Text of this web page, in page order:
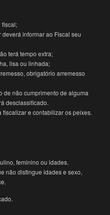
fiscal;
informar ao Fiscal seu
terá tempo extra;
lisa ou linhada;
obrigatório arremesso
de não cumprimento de alguma
desclassificado.
e contabilizar os peixes.
feminino ou idades.
não distingue idades e sexo,